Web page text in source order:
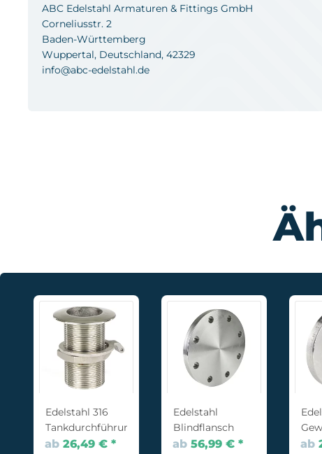
ABC Edelstahl Armaturen & Fittings GmbH
Corneliusstr. 2
Baden-Württemberg
Wuppertal, Deutschland, 42329
info@abc-edelstahl.de
Edelstahl 316
Tankdurchführung
ab 26,49 € *
Edelstahl
Blindflansch
ab 56,99 € *
mit
ab